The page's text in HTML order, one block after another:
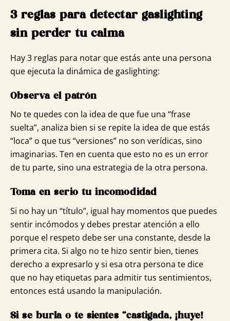
3 reglas para detectar gaslighting
sin perder tu calma
Hay 3 reglas para notar que estás ante una persona
que ejecuta la dinámica de gaslighting:
Observa el patrón
No te quedes con la idea de que fue una “frase
suelta”, analiza bien si se repite la idea de que estás
“loca” o que tus “versiones” no son verídicas, sino
imaginarias. Ten en cuenta que esto no es un error
de tu parte, sino una estrategia de la otra persona.
Toma en serio tu incomodidad
Si no hay un “título”, igual hay momentos que puedes
sentir incómodos y debes prestar atención a ello
porque el respeto debe ser una constante, desde la
primera cita. Si algo no te hizo sentir bien, tienes
derecho a expresarlo y si esa otra persona te dice
que no hay etiquetas para admitir tus sentimientos,
entonces está usando la manipulación.
Si se burla o te sientes “castigada, ¡huye!